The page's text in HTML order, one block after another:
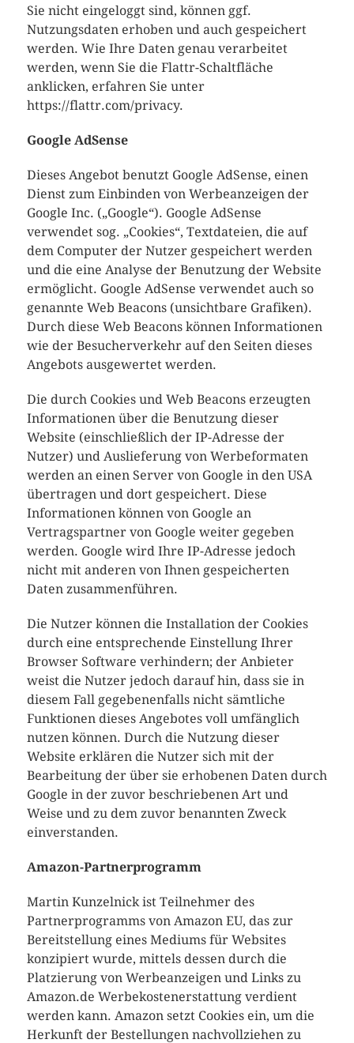
Sie nicht eingeloggt sind, können ggf.
Nutzungsdaten erhoben und auch gespeichert
werden. Wie Ihre Daten genau verarbeitet
werden, wenn Sie die Flattr-Schaltfläche
anklicken, erfahren Sie unter
https://flattr.com/privacy.
Google AdSense
Dieses Angebot benutzt Google AdSense, einen
Dienst zum Einbinden von Werbeanzeigen der
Google Inc. („Google“). Google AdSense
verwendet sog. „Cookies“, Textdateien, die auf
dem Computer der Nutzer gespeichert werden
und die eine Analyse der Benutzung der Website
ermöglicht. Google AdSense verwendet auch so
genannte Web Beacons (unsichtbare Grafiken).
Durch diese Web Beacons können Informationen
wie der Besucherverkehr auf den Seiten dieses
Angebots ausgewertet werden.
Die durch Cookies und Web Beacons erzeugten
Informationen über die Benutzung dieser
Website (einschließlich der IP-Adresse der
Nutzer) und Auslieferung von Werbeformaten
werden an einen Server von Google in den USA
übertragen und dort gespeichert. Diese
Informationen können von Google an
Vertragspartner von Google weiter gegeben
werden. Google wird Ihre IP-Adresse jedoch
nicht mit anderen von Ihnen gespeicherten
Daten zusammenführen.
Die Nutzer können die Installation der Cookies
durch eine entsprechende Einstellung Ihrer
Browser Software verhindern; der Anbieter
weist die Nutzer jedoch darauf hin, dass sie in
diesem Fall gegebenenfalls nicht sämtliche
Funktionen dieses Angebotes voll umfänglich
nutzen können. Durch die Nutzung dieser
Website erklären die Nutzer sich mit der
Bearbeitung der über sie erhobenen Daten durch
Google in der zuvor beschriebenen Art und
Weise und zu dem zuvor benannten Zweck
einverstanden.
Amazon-Partnerprogramm
Martin Kunzelnick ist Teilnehmer des
Partnerprogramms von Amazon EU, das zur
Bereitstellung eines Mediums für Websites
konzipiert wurde, mittels dessen durch die
Platzierung von Werbeanzeigen und Links zu
Amazon.de Werbekostenerstattung verdient
werden kann. Amazon setzt Cookies ein, um die
Herkunft der Bestellungen nachvollziehen zu